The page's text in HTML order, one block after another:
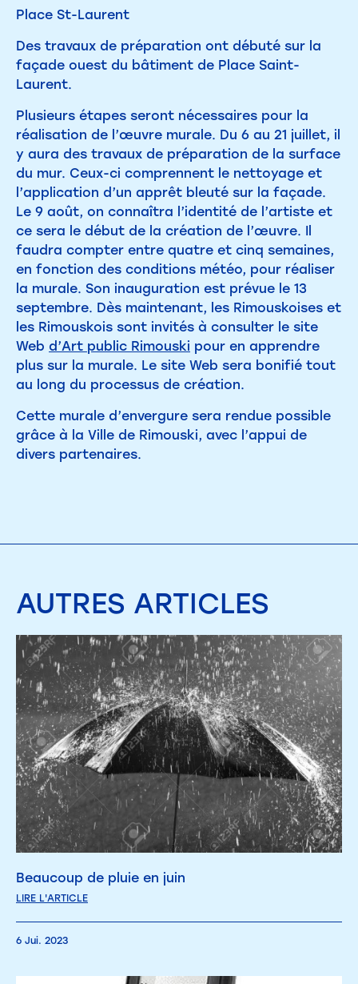
Place St-Laurent
Des travaux de préparation ont débuté sur la
façade ouest du bâtiment de Place Saint-
Laurent.
Plusieurs étapes seront nécessaires pour la
réalisation de l’œuvre murale. Du 6 au 21 juillet, il
y aura des travaux de préparation de la surface
du mur. Ceux-ci comprennent le nettoyage et
l’application d’un apprêt bleuté sur la façade.
Le 9 août, on connaîtra l’identité de l’artiste et
ce sera le début de la création de l’œuvre. Il
faudra compter entre quatre et cinq semaines,
en fonction des conditions météo, pour réaliser
la murale. Son inauguration est prévue le 13
septembre. Dès maintenant, les Rimouskoises et
les Rimouskois sont invités à consulter le site
Web d’Art public Rimouski pour en apprendre
plus sur la murale. Le site Web sera bonifié tout
au long du processus de création.
Cette murale d’envergure sera rendue possible
grâce à la Ville de Rimouski, avec l’appui de
divers partenaires.
AUTRES ARTICLES
Beaucoup de pluie en juin
LIRE L'ARTICLE
6 Jui. 2023